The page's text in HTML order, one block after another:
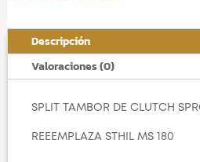
Descripción
Valoraciones (0)
SPLIT TAMBOR DE CLUTCH
REEEMPLAZA STHIL MS 180